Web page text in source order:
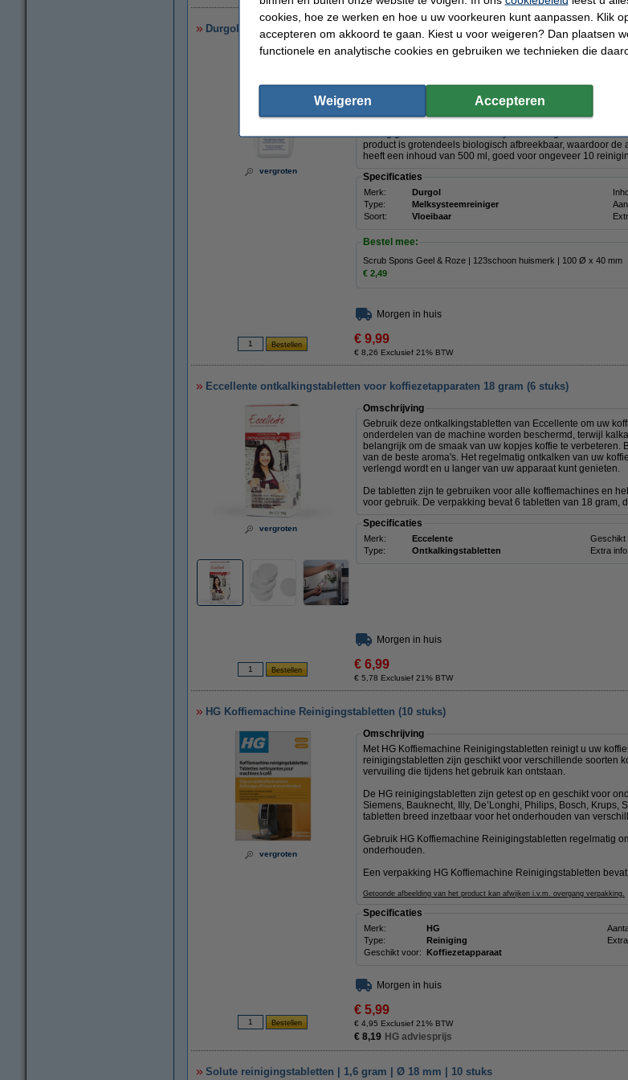
Durgol melksysteemreiniger (500 ml)
vergroten
Omschrijving
Maak uw koffiezetapparaat perfect schoon met deze
zoals melkeiwitten, melkvetten en lactose, worden
koffie zijn perfecte aroma terug en geniet u weer van de
melkresten zorgt er ook voor dat de levensduur van uw
Deze melksysteemreiniger is makkelijk in gebruik. De
weinig gebruikt. Met deze melksysteemreiniger maakt u
product is grotendeels biologisch afbreekbaar, waardoor
heeft een inhoud van 500 ml, goed voor ongeveer 10
Specificaties
Merk: Durgol
Type:
Melksysteemreiniger
Soort:
Vloeibaar
Bestel mee:
Scrub Spons Geel & Roze | 123schoon huismerk | 100 Ø x 40 mm
€ 2,49
Morgen in huis
€ 9,99
€ 8,26 Exclusief 21% BTW
Eccellente ontkalkingstabletten voor koffiezetapparaten 18 gram (6 stuks)
vergroten
Omschrijving
Gebruik deze ontkalkingstabletten van Eccellente om uw
onderdelen van de machine worden beschermd, terwijl
belangrijk om de smaak van uw kopjes koffie te
van de beste aroma's. Het regelmatig ontkalken van uw
verlengd wordt en u langer van uw apparaat kunt genieten.
De tabletten zijn te gebruiken voor alle koffiemachines en
voor gebruik. De verpakking bevat 6 tabletten van 18 gram,
Specificaties
Merk: Eccelente Geschikt
Type:
Ontkalkingstabletten Extra info:
Morgen in huis
€ 6,99
€ 5,78 Exclusief 21% BTW
HG Koffiemachine Reinigingstabletten (10 stuks)
vergroten
Omschrijving
Met HG Koffiemachine Reinigingstabletten reinigt u uw
reinigingstabletten zijn geschikt voor verschillende soorten
vervuiling die tijdens het gebruik kan ontstaan.
De HG reinigingstabletten zijn getest op en geschikt voor
Siemens, Bauknecht, Illy, De’Longhi, Philips, Bosch, Krups,
tabletten breed inzetbaar voor het onderhouden van
Gebruik HG Koffiemachine Reinigingstabletten regelmatig
onderhouden.
Een verpakking HG Koffiemachine Reinigingstabletten
Getoonde afbeelding van het product kan afwijken i.v.m. overgang verpakking.
Specificaties
Merk: HG
Type:
Reiniging
Geschikt voor: Koffiezetapparaat
Morgen in huis
€ 5,99
€ 4,95 Exclusief 21% BTW
€ 8,19 HG adviesprijs
Solute reinigingstabletten | 1,6 gram | Ø 18 mm | 10 stuks
cookies, hoe ze werken en hoe u uw voorkeuren kunt aanpassen. Klik
accepteren om akkoord te gaan. Kiest u voor weigeren? Dan plaatsen
functionele en analytische cookies en gebruiken we technieken die
Weigeren Accepteren